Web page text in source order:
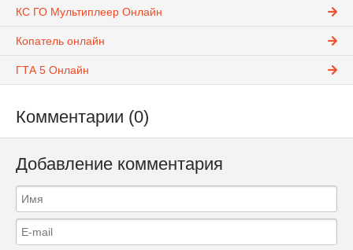
КС ГО Мультиплеер Онлайн
Копатель онлайн
ГТА 5 Онлайн
Комментарии (0)
Добавление комментария